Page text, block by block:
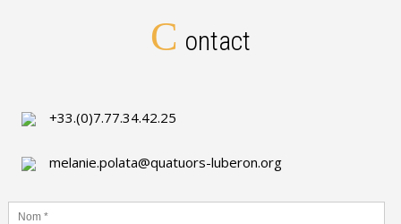
C ontact
+33.(0)7.77.34.42.25
melanie.polata@quatuors-luberon.org